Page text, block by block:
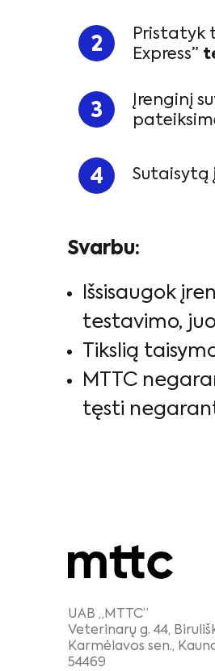
Pristatyk
Express”
Įrenginį
Sutaisytą
Svarbu:
Išsisaugok
testavimo,
Tikslią
MTTC
tęsti
UAB „MTTC”
Veterinarų g. 44,
Karmėlavos sen.,
54469